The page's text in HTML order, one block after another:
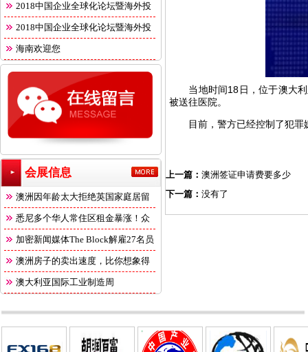
2018中国企业全球化论坛暨海外投
2018中国企业全球化论坛暨海外投
海南欢迎您
会展信息
澳洲因年龄太大拒绝英国家庭居留
悉尼多个华人常住区租金暴涨！众
多 加密新闻媒体The Block解雇27名员
澳洲房子的卖出速度，比你想象得
快 澳大利亚国际工业制造周
当地时间18日，位于澳大利
被送往医院。
目前，警方已经控制了犯罪
上一篇： 澳洲签证申请费要多少
下一篇： 没有了